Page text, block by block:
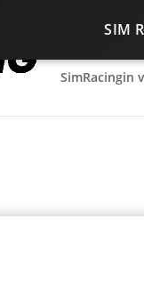
SIM
SimRacingin